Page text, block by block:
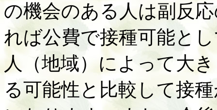
の機会のある人は副反
れば公費で接種可能と
人（地域）によって大
る可能性と比較して接